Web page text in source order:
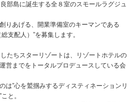
部島に誕生する全８室のスモールラグジュ
りあげる、開業準備室のキーマンである
支配人）”を募集します。
たちスターリゾートは、リゾートホテルの
営までをトータルプロデュースしている会
は”心を鷲掴みするディスティネーションリ
と。